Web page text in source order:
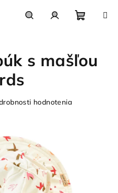
košík
s mašľou
hodnotenia